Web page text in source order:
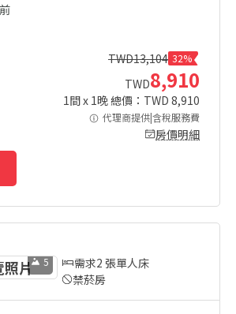
TWD13,104 32%
TWD8,910
1間 x 1晚 總價：TWD 8,910
代理商提供|含稅服務費
房價明細
5
需求2 張單人床
禁菸房